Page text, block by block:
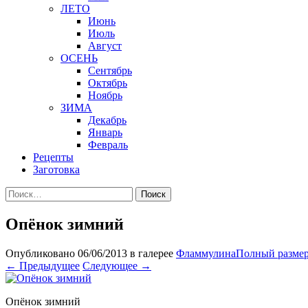
ЛЕТО
Июнь
Июль
Август
ОСЕНЬ
Сентябрь
Октябрь
Ноябрь
ЗИМА
Декабрь
Январь
Февраль
Рецепты
Заготовка
Найти:
Опёнок зимний
Опубликовано 06/06/2013 в галерее ФламмулинаПолный
← Предыдущее Следующее →
Опёнок зимний